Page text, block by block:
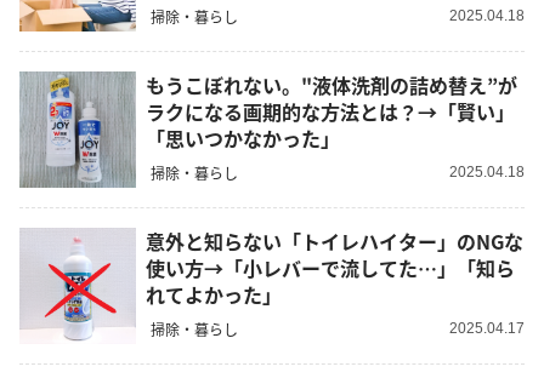
掃除・暮らし 2025.04.18
もうこぼれない。"液体洗剤の詰め替え”が
ラクになる画期的な方法とは？→「賢い」
「思いつかなかった」
掃除・暮らし 2025.04.18
意外と知らない「トイレハイター」のNGな
使い方→「小レバーで流してた…」「知ら
れてよかった」
掃除・暮らし 2025.04.17